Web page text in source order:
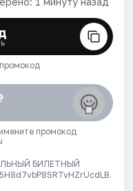
промокод
БИЛЕТНЫЙ